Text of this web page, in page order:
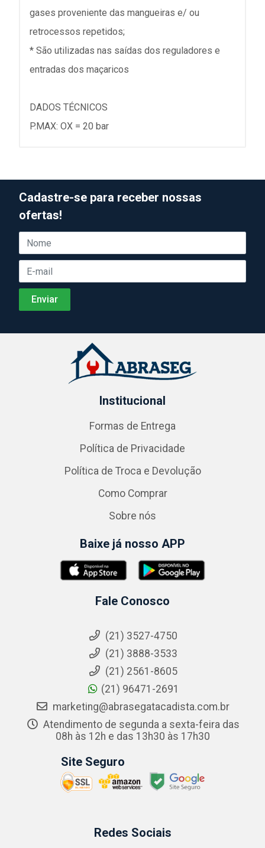
gases proveniente das mangueiras e/ ou
retrocessos repetidos;
* São utilizadas nas saídas dos reguladores e
entradas dos maçaricos
DADOS TÉCNICOS
P.MAX: OX = 20 bar
Cadastre-se para receber nossas
ofertas!
Institucional
Formas de Entrega
Política de Privacidade
Política de Troca e Devolução
Como Comprar
Sobre nós
Baixe já nosso APP
Fale Conosco
(21) 3527-4750
(21) 3888-3533
(21) 2561-8605
(21) 96471-2691
marketing@abrasegatacadista.com.br
Atendimento de segunda a sexta-feira das
08h às 12h e das 13h30 às 17h30
Site Seguro
Redes Sociais